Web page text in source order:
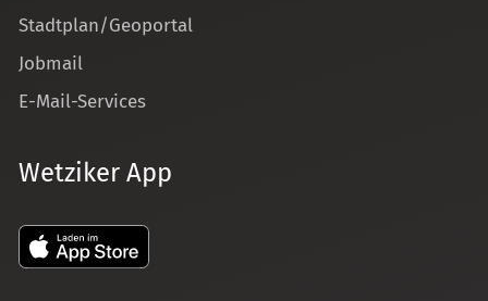
Stadtplan/Geoportal
Jobmail
E-Mail-Services
Wetziker App